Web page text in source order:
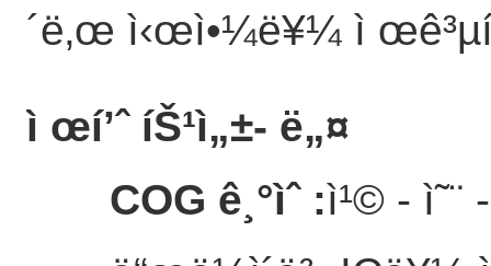
´ë‚œ ì‹œì•¼ë¥¼ ì
ì œí’ˆ íŠ¹ì„±- ë„¤
COG ê¸°ìˆ :ì¹© - ì˜¨